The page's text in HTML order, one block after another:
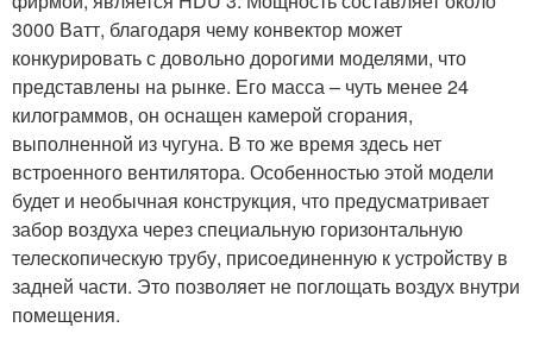
3000 Ватт, благодаря чему конвектор может
конкурировать с довольно дорогими моделями, что
представлены на рынке. Его масса – чуть менее 24
килограммов, он оснащен камерой сгорания,
выполненной из чугуна. В то же время здесь нет
встроенного вентилятора. Особенностью этой модели
будет и необычная конструкция, что предусматривает
забор воздуха через специальную горизонтальную
телескопическую трубу, присоединенную к устройству в
задней части. Это позволяет не поглощать воздух внутри
помещения.